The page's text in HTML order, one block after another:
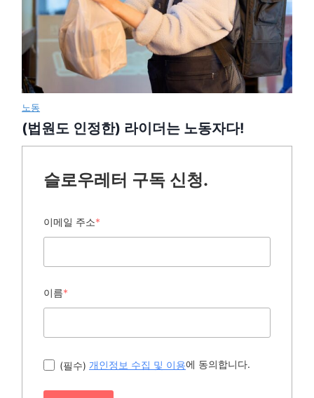
노동
(법원도 인정한) 라이더는 노동자다!
슬로우레터 구독 신청.
이메일 주소*
이름*
(필수) 개인정보 수집 및 이용에 동의합니다.